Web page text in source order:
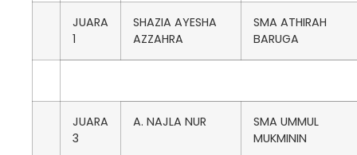
JUARA
1
SHAZIA AYESHA
AZZAHRA
SMA ATHIRAH
BARUGA
JUARA
3
A. NAJLA NUR
SMA UMMUL
MUKMININ